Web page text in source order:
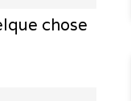
chose